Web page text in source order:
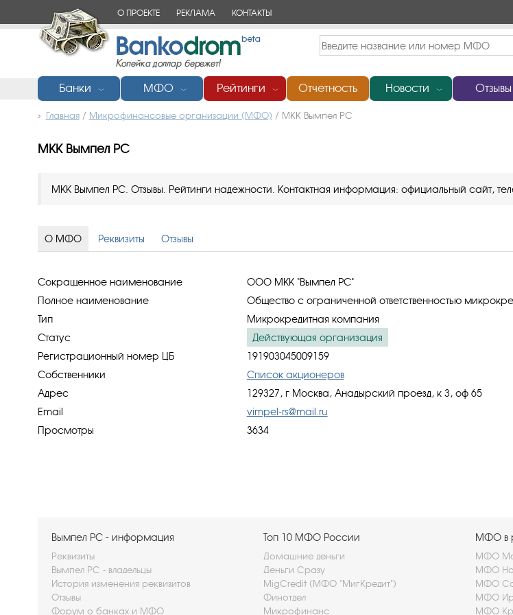
О ПРОЕКТЕ РЕКЛАМА КОНТАКТЫ
Банки ﹀ МФО ﹀ Рейтинги ﹀ Отчетность Новости ﹀ Отзывы
Главная/ Микрофинансовые организации (МФО) / МКК Вымпел РС
МКК Вымпел РС
МКК Вымпел РС. Отзывы. Рейтинги надежности. Контактная информация: официальный сайт,
О МФО Реквизиты Отзывы
Сокращенное наименование
ООО МКК "Вымпел РС"
Полное наименование
Общество с ограниченной ответственностью
Тип
Микрокредитная компания
Статус
Действующая организация
Регистрационный номер ЦБ
191903045009159
Собственники
Список акционеров
Адрес
129327, г Москва, Анадырский проезд, к 3, оф 65
Email
vimpel-rs@mail.ru
Просмотры
3634
Вымпел РС - информация
Реквизиты
Вымпел РС - владельцы
История изменения реквизитов
Отзывы
Форум о банках и МФО
Топ 10 МФО России
Домашние деньги
Деньги Сразу
MigCredit (МФО "МигКредит")
Финотдел
Микрофинанс
МФО в
МФО
МФО
МФО
МФО
МФО